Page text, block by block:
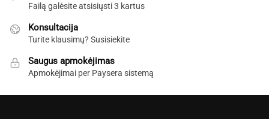
Failą galėsite atsisiųsti 3 kartus
Konsultacija
Turite klausimų? Susisiekite
Saugus apmokėjimas
Apmokėjimai per Paysera sistemą